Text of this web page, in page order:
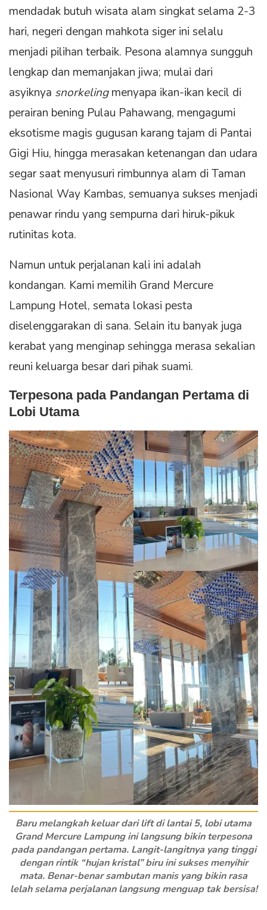
mendadak butuh wisata alam singkat selama 2-3
hari, negeri dengan mahkota siger ini selalu
menjadi pilihan terbaik. Pesona alamnya sungguh
lengkap dan memanjakan jiwa; mulai dari
asyiknya snorkelingmenyapa ikan-ikan kecil di
perairan bening Pulau Pahawang, mengagumi
eksotisme magis gugusan karang tajam di Pantai
Gigi Hiu, hingga merasakan ketenangan dan udara
segar saat menyusuri rimbunnya alam di Taman
Nasional Way Kambas, semuanya sukses menjadi
penawar rindu yang sempurna dari hiruk-pikuk
rutinitas kota.
Namun untuk perjalanan kali ini adalah
kondangan. Kami memilih Grand Mercure
Lampung Hotel, semata lokasi pesta
diselenggarakan di sana. Selain itu banyak juga
kerabat yang menginap sehingga merasa sekalian
reuni keluarga besar dari pihak suami.
Terpesona pada Pandangan Pertama di
Lobi Utama
Baru melangkah keluar dari lift di lantai 5, lobi utama
Grand Mercure Lampung ini langsung bikin terpesona
pada pandangan pertama. Langit-langitnya yang tinggi
dengan rintik “hujan kristal” biru ini sukses menyihir
mata. Benar-benar sambutan manis yang bikin rasa
lelah selama perjalanan langsung menguap tak bersisa!